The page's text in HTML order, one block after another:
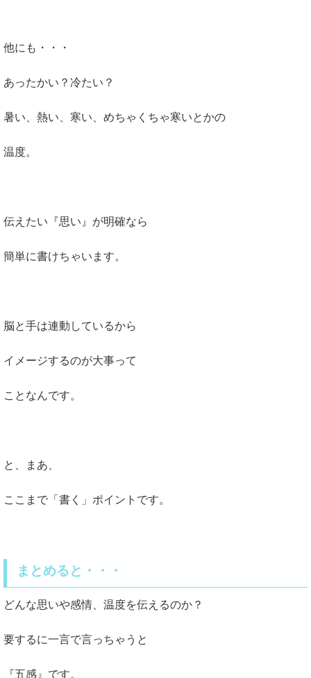
他にも・・・
あったかい？冷たい？
暑い、熱い、寒い、めちゃくちゃ寒いとかの
温度。
伝えたい『思い』が明確なら
簡単に書けちゃいます。
脳と手は連動しているから
イメージするのが大事って
ことなんです。
と、まあ、
ここまで「書く」ポイントです。
まとめると・・・
どんな思いや感情、温度を伝えるのか？
要するに一言で言っちゃうと
『五感』です。